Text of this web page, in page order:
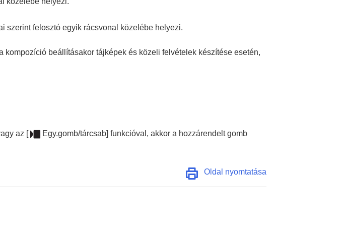
szerint felosztó egyik rácsvonal közelébe helyezi.
beállításakor tájképek és közeli felvételek készítése esetén,
az [ Egy.gomb/tárcsab] funkcióval, akkor a hozzárendelt gomb
Oldal nyomtatása